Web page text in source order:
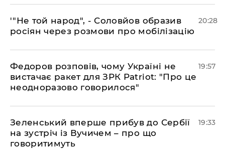
​'"Не той народ", - Соловйов образив
росіян через розмови про мобілізацію
20:28
​Федоров розповів, чому Україні не
вистачає ракет для ЗРК Patriot: "Про це
неодноразово говорилося"
19:57
​Зеленський вперше прибув до Сербії
на зустріч із Вучичем – про що
говоритимуть
19:33